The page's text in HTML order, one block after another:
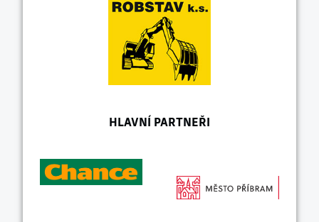
HLAVNÍ PARTNEŘI